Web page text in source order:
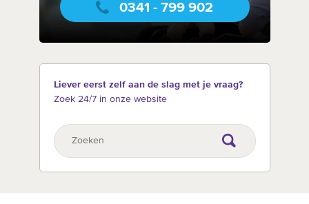
0341 - 799 902
Liever eerst zelf aan de slag met je vraag?
Zoek 24/7 in onze website